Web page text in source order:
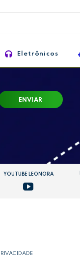
Eletrônicos
ENVIAR
YOUTUBE LEONORA